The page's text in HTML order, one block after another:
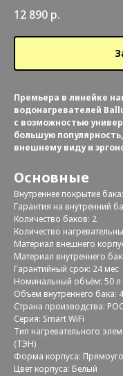
12 890 р.
Премьера в линейке
водонагревателей
с возможностью
большую
внешнему виду и
Основные
Внутреннее покрытие
Гарантия на внутренний
Количество баков: 2
Количество
Материал внешнего
Материал внутреннего
Гарантийный срок: 24 мес
Номинальный объём: 50 л
Объем внутреннего бака:
Страна производства:
Серия: Smart WiFi
Тип нагревательного
(ТЭН)
Форма корпуса:
Цвет корпуса: Белый